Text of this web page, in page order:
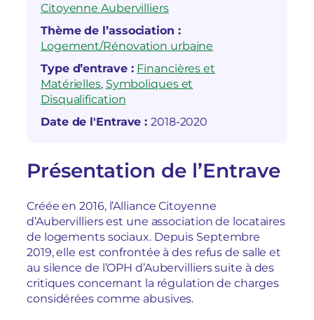
Citoyenne Aubervilliers
Thème de l’association :
Logement/Rénovation urbaine
Type d’entrave : Financières et
Matérielles, Symboliques et
Disqualification
Date de l'Entrave : 2018-2020
Présentation de l’Entrave
Créée en 2016, l’Alliance Citoyenne
d’Aubervilliers est une association de locataires
de logements sociaux. Depuis Septembre
2019, elle est confrontée à des refus de salle et
au silence de l’OPH d’Aubervilliers suite à des
critiques concernant la régulation de charges
considérées comme abusives.